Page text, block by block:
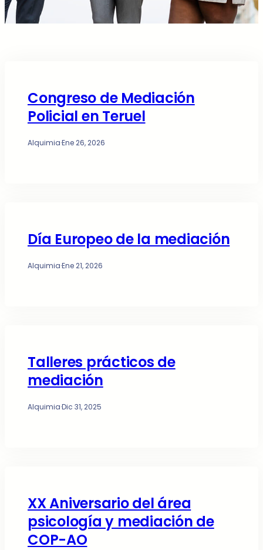
Congreso de Mediación
Policial en Teruel
Alquimia·Ene 26, 2026
Día Europeo de la mediación
Alquimia·Ene 21, 2026
Talleres prácticos de
mediación
Alquimia·Dic 31, 2025
XX Aniversario del área
psicología y mediación de
COP-AO